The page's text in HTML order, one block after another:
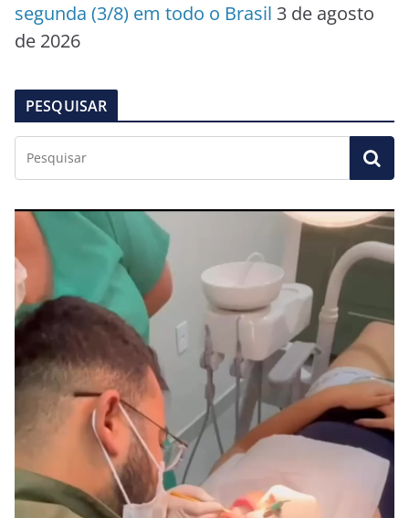
segunda (3/8) em todo o Brasil 3 de agosto
de 2026
PESQUISAR